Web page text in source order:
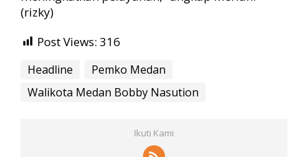
(rizky)
Post Views: 316
Headline
Pemko Medan
Walikota Medan Bobby Nasution
Ikuti Kami